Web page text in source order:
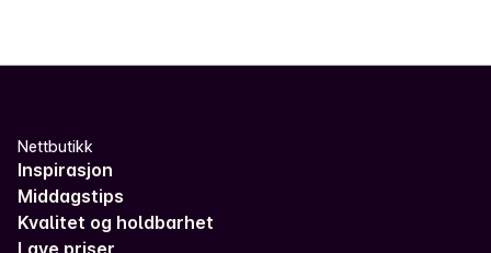
Nettbutikk
Inspirasjon
Middagstips
Kvalitet og holdbarhet
Lave priser